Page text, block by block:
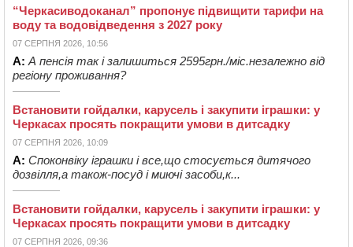
“Черкасиводоканал” пропонує підвищити тарифи на
воду та водовідведення з 2027 року
07 СЕРПНЯ 2026, 10:56
А: А пенсія так і залишиться 2595грн./міс.незалежно від
регіону проживання?
Встановити гойдалки, карусель і закупити іграшки: у
Черкасах просять покращити умови в дитсадку
07 СЕРПНЯ 2026, 10:09
А: Споконвіку іграшки і все,що стосується дитячого
дозвілля,а також-посуд і миючі засоби,к...
Встановити гойдалки, карусель і закупити іграшки: у
Черкасах просять покращити умови в дитсадку
07 СЕРПНЯ 2026, 09:36